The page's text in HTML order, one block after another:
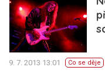
9. 7. 2013 13:01 Co se děje